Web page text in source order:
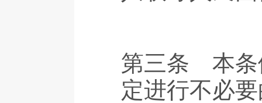
第三条 本条
定进行不必